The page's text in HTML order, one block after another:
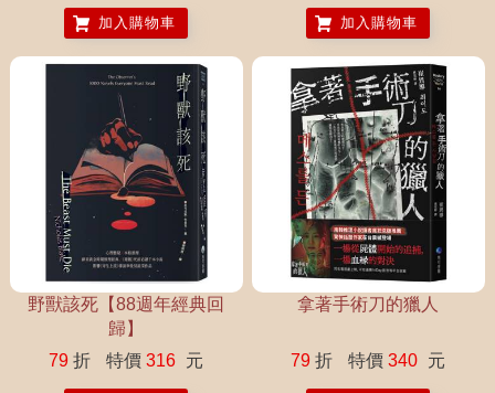
加入購物車 加入購物車
野獸該死【88週年經典回
歸】
79 折 特價 316 元
拿著手術刀的獵人
79 折 特價 340 元